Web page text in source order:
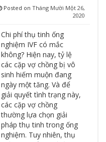
Posted on Tháng Mười Một 26,
2020
Chi phí thụ tinh ống
nghiệm IVF có mắc
không? Hiện nay, tỷ lệ
các cặp vợ chồng bị vô
sinh hiếm muộn đang
ngày một tăng. Và để
giải quyết tình trạng này,
các cặp vợ chồng
thường lựa chọn giải
pháp thụ tinh trong ống
nghiệm. Tuy nhiên, thụ